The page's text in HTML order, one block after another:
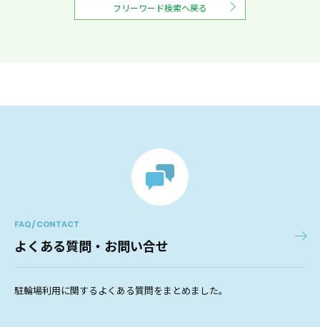
フリーワード検索へ戻る
FAQ / CONTACT
よくある質問・お問い合せ
駐輪場利用に関するよくある質問をまとめました。